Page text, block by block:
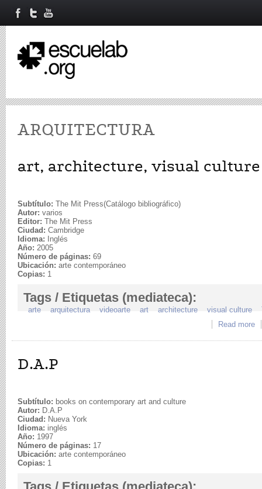
ARQUITECTURA
art, architecture, visual culture
Subtítulo: The Mit Press(Catálogo bibliográfico)
Autor: varios
Editor: The Mit Press
Ciudad: Cambridge
Idioma:
Inglés
Año: 2005
Número de páginas: 69
Ubicación: arte contemporáneo
Copias: 1
Tags / Etiquetas (mediateca):
arte arquitectura videoarte art architecture visual culture
Read more
D.A.P
Subtítulo: books on contemporary art and culture
Autor: D.A.P
Ciudad: Nueva York
Idioma: inglés
Año: 1997
Número de páginas: 17
Ubicación: arte contemporáneo
Copias: 1